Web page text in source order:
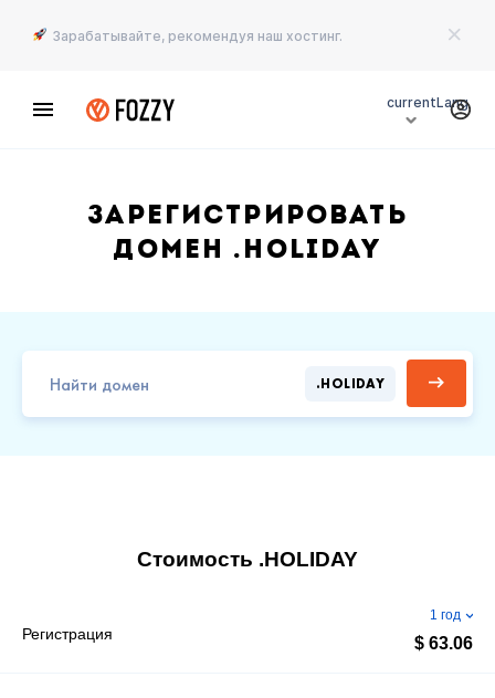
Зарабатывайте, рекомендуя наш хостинг.
currentLang
Зарегистрировать
домен .HOLIDAY
.HOLIDAY
Стоимость .HOLIDAY
Регистрация
1 год
$ 63.06